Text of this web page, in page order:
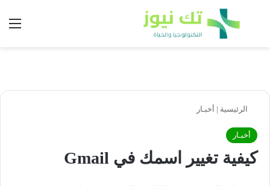
بحث عن
الرئيسية | أخبـار
أخبـار
كيفية تغيير اسمك في Gmail